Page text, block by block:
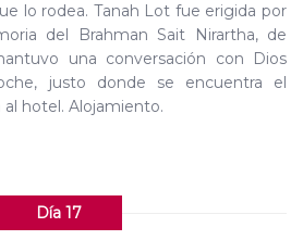
lo rodea. Tanah Lot fue erigida por
del Brahman Sait Nirartha, de
una conversación con Dios
justo donde se encuentra el
hotel. Alojamiento.
Día 17